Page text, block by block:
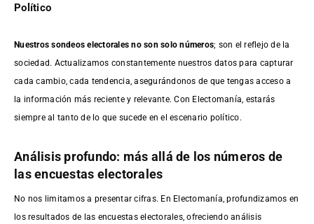
Político
Nuestros sondeos electorales no son solo números; son el reflejo de la
sociedad. Actualizamos constantemente nuestros datos para capturar
cada cambio, cada tendencia, asegurándonos de que tengas acceso a
la información más reciente y relevante. Con Electomanía, estarás
siempre al tanto de lo que sucede en el escenario político.
Análisis profundo: más allá de los números de
las encuestas electorales
No nos limitamos a presentar cifras. En Electomanía, profundizamos en
los resultados de las encuestas electorales, ofreciendo análisis